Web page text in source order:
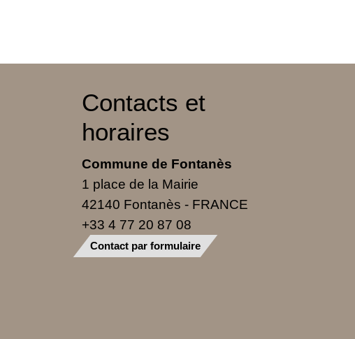
Contacts et
horaires
Commune de Fontanès
1 place de la Mairie
42140 Fontanès - FRANCE
+33 4 77 20 87 08
Contact par formulaire